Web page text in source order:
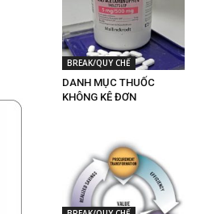
BREAK/QUY CHẾ
DANH MỤC THUỐC
KHÔNG KÊ ĐƠN